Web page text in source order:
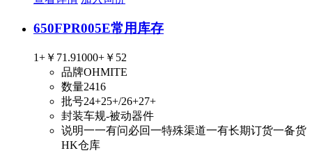
650FPR005E常用库存
1+ ￥71.91000+ ￥52
品牌OHMITE
数量2416
批号24+25+/26+27+
封装车规-被动器件
说明一一有问必回一特殊渠道一有长期订货一备货
HK仓库